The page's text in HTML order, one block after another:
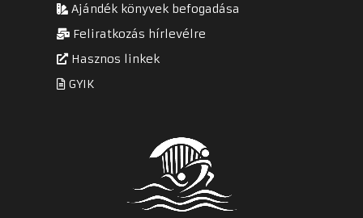
Ajándék könyvek befogadása
Feliratkozás hírlevélre
Hasznos linkek
GYIK